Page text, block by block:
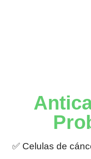
✅ Celulas de